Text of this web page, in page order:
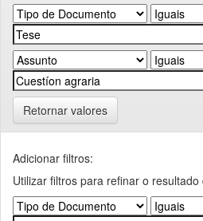
Retornar valores
Adicionar filtros:
Utilizar filtros para refinar o resultado